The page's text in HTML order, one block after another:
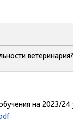
ветеринария?
на 2023/24